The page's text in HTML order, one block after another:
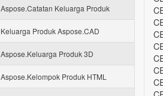
Aspose.Catatan Keluarga Produk
Keluarga Produk Aspose.CAD
Aspose.Keluarga Produk 3D
Aspose.Kelompok Produk HTML